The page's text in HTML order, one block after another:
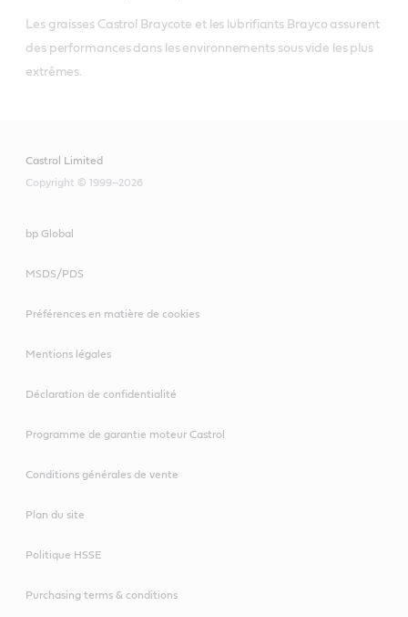
Les graisses Castrol Braycote et les lubrifiants Brayco assurent
des performances dans les environnements sous vide les plus
extrêmes.
Castrol Limited
Copyright © 1999–2026
bp Global
MSDS/PDS
Préférences en matière de cookies
Mentions légales
Déclaration de confidentialité
Programme de garantie moteur Castrol
Conditions générales de vente
Plan du site
Politique HSSE
Purchasing terms & conditions